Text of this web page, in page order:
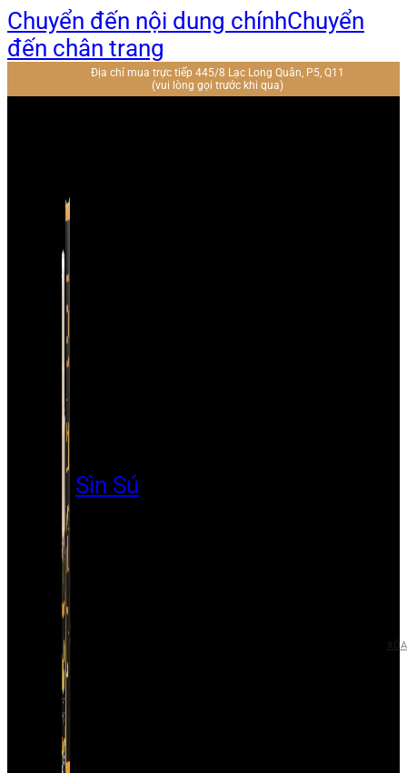
Chuyển đến nội dung chínhChuyển
đến chân trang
Địa chỉ mua trực tiếp 445/8 Lạc Long Quân, P5, Q11
(vui lòng gọi trước khi qua)
Sìn Sú
XÓA